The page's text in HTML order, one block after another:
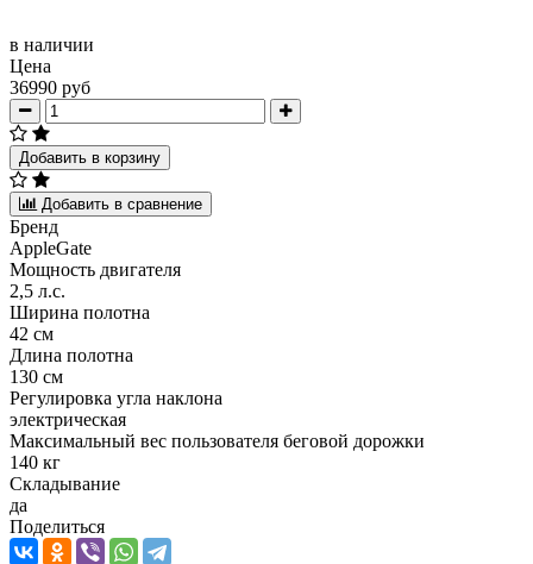
в наличии
Цена
36990 руб
Добавить в корзину
Добавить в сравнение
Бренд
AppleGate
Мощность двигателя
2,5 л.с.
Ширина полотна
42 см
Длина полотна
130 см
Регулировка угла наклона
электрическая
Максимальный вес пользователя беговой дорожки
140 кг
Складывание
да
Поделиться